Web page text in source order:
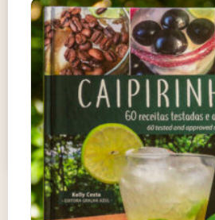
Copo para Caipirinha
29,00
Ver opções